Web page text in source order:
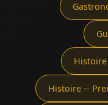
Histoire --